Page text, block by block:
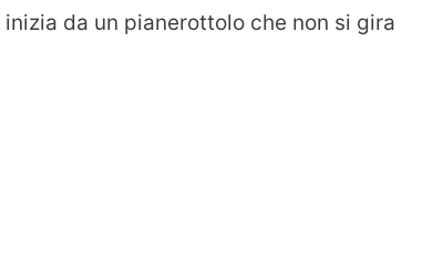
inizia da un pianerottolo che non si gira